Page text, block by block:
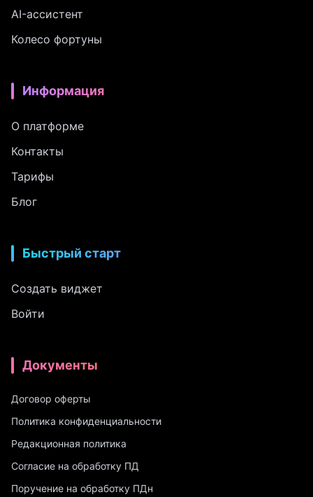
AI-ассистент
Колесо фортуны
Информация
О платформе
Контакты
Тарифы
Блог
Быстрый старт
Создать виджет
Войти
Документы
Договор оферты
Политика конфиденциальности
Редакционная политика
Согласие на обработку ПД
Поручение на обработку ПДн